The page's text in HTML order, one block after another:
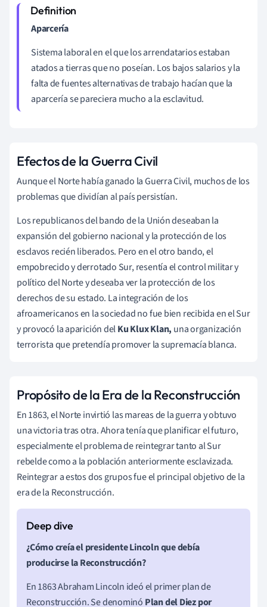
Aparcería
Sistema laboral en el que los arrendatarios estaban
atados a tierras que no poseían. Los bajos salarios y la
falta de fuentes alternativas de trabajo hacían que la
aparcería se pareciera mucho a la esclavitud.
Efectos de la Guerra Civil
Aunque el Norte había ganado la Guerra Civil, muchos de los
problemas que dividían al país persistían.
Los republicanos del bando de la Unión deseaban la
expansión del gobierno nacional y la protección de los
esclavos recién liberados. Pero en el otro bando, el
empobrecido y derrotado Sur, resentía el control militar y
político del Norte y deseaba ver la protección de los
derechos de su estado. La integración de los
afroamericanos en la sociedad no fue bien recibida en el Sur
y provocó la aparición delKu Klux Klan, una organización
terrorista que pretendía promover la supremacía blanca.
Propósito de la Era de la Reconstrucción
En 1863, el Norte invirtió las mareas de la guerra y obtuvo
una victoria tras otra. Ahora tenía que planificar el futuro,
especialmente el problema de reintegrar tanto al Sur
rebelde como a la población anteriormente esclavizada.
Reintegrar a estos dos grupos fue el principal objetivo de la
era de la Reconstrucción.
¿Cómo creía el presidente Lincoln que debía
producirse la Reconstrucción?
En 1863 Abraham Lincoln ideó el primer plan de
Reconstrucción. Se denominó Plan del Diez por